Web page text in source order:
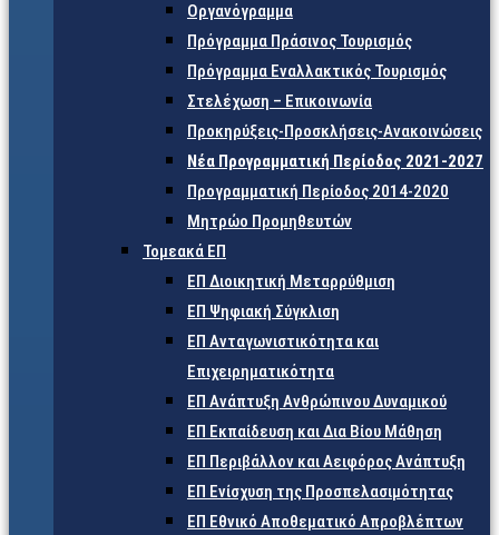
Οργανόγραμμα
Πρόγραμμα Πράσινος Τουρισμός
Πρόγραμμα Εναλλακτικός Τουρισμός
Στελέχωση – Επικοινωνία
Προκηρύξεις-Προσκλήσεις-Ανακοινώσεις
Νέα Προγραμματική Περίοδος 2021-2027
Προγραμματική Περίοδος 2014-2020
Μητρώο Προμηθευτών
Τομεακά ΕΠ
ΕΠ Διοικητική Μεταρρύθμιση
ΕΠ Ψηφιακή Σύγκλιση
ΕΠ Ανταγωνιστικότητα και
Επιχειρηματικότητα
ΕΠ Ανάπτυξη Ανθρώπινου Δυναμικού
ΕΠ Εκπαίδευση και Δια Βίου Μάθηση
ΕΠ Περιβάλλον και Αειφόρος Ανάπτυξη
ΕΠ Ενίσχυση της Προσπελασιμότητας
ΕΠ Εθνικό Αποθεματικό Απροβλέπτων